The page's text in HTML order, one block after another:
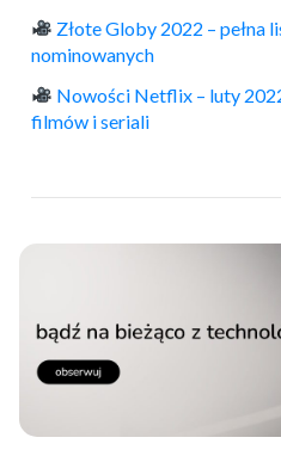
Złote Globy 2022 – pełna
nominowanych
Nowości Netflix – luty
filmów i seriali